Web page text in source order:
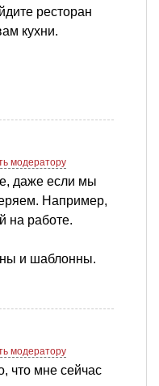
ресторан
кухни.
модератору
даже если мы
Например,
на работе.
и шаблонны.
модератору
что мне сейчас